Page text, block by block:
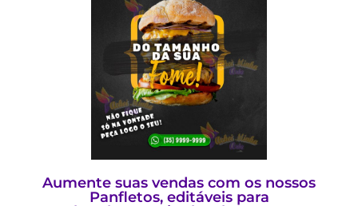
Aumente suas vendas com os nossos
Panfletos, editáveis para